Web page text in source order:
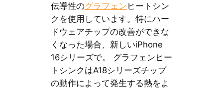
伝導性のグラフェン ヒートシン
クを使用しています。特にハー
ドウェアチップの改善ができな
くなった場合、新しいiPhone
16シリーズで。 グラフェンヒー
トシンクはA18シリーズチップ
の動作によって発生する熱をよ